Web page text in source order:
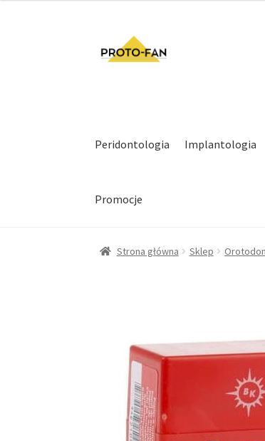
Peridontologia Implantologia
Promocje
Strona główna Sklep